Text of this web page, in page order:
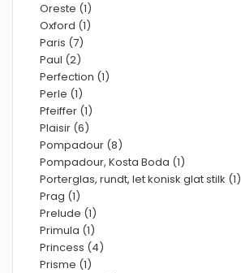
Oreste (1)
Oxford (1)
Paris (7)
Paul (2)
Perfection (1)
Perle (1)
Pfeiffer (1)
Plaisir (6)
Pompadour (8)
Pompadour, Kosta Boda (1)
Porterglas, rundt, let konisk glat stilk (1)
Prag (1)
Prelude (1)
Primula (1)
Princess (4)
Prisme (1)